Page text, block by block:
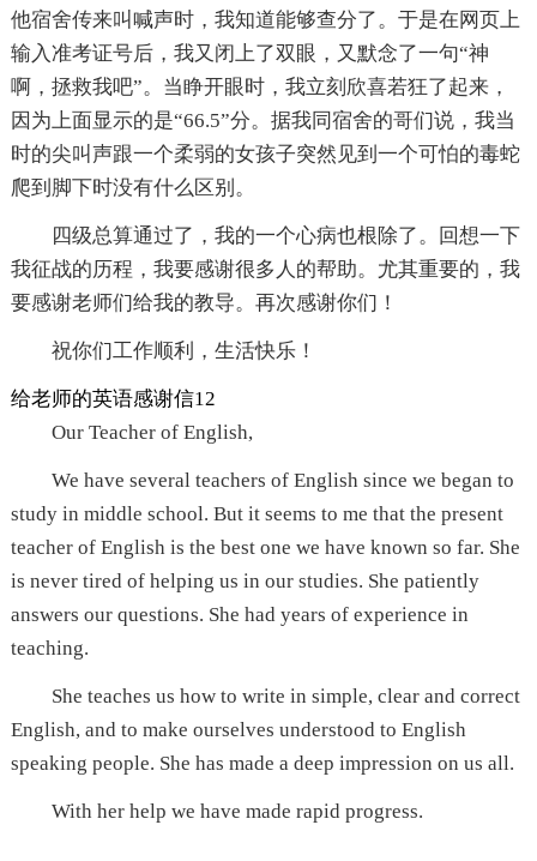
他宿舍传来叫喊声时，我知道能够查分了。于是在网页上
输入准考证号后，我又闭上了双眼，又默念了一句“神
啊，拯救我吧”。当睁开眼时，我立刻欣喜若狂了起来，
因为上面显示的是“66.5”分。据我同宿舍的哥们说，我当
时的尖叫声跟一个柔弱的女孩子突然见到一个可怕的毒蛇
爬到脚下时没有什么区别。
四级总算通过了，我的一个心病也根除了。回想一下
我征战的历程，我要感谢很多人的帮助。尤其重要的，我
要感谢老师们给我的教导。再次感谢你们！
祝你们工作顺利，生活快乐！
给老师的英语感谢信12
Our Teacher of English,
We have several teachers of English since we began to
study in middle school. But it seems to me that the present
teacher of English is the best one we have known so far. She
is never tired of helping us in our studies. She patiently
answers our questions. She had years of experience in
teaching.
She teaches us how to write in simple, clear and correct
English, and to make ourselves understood to English
speaking people. She has made a deep impression on us all.
With her help we have made rapid progress.